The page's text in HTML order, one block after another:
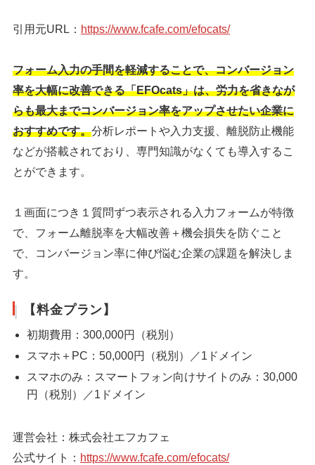
引用元URL： https://www.fcafe.com/efocats/
フォーム入力の手間を軽減することで、コンバージョン
率を大幅に改善できる「EFOcats」は、労力を省きなが
らも最大までコンバージョン率をアップさせたい企業に
おすすめです。分析レポートや入力支援、離脱防止機能
などが搭載されており、専門知識がなくても導入するこ
とができます。
１画面につき１質問ずつ表示される入力フォームが特徴
で、フォーム離脱率を大幅改善＋機会損失を防ぐこと
で、コンバージョン率に伸び悩む企業の課題を解決しま
す。
【料金プラン】
初期費用：300,000円（税別）
スマホ＋PC：50,000円（税別）／1ドメイン
スマホのみ：スマートフォン向けサイトのみ：30,000
円（税別）／1ドメイン
運営会社：株式会社エフカフェ
公式サイト： https://www.fcafe.com/efocats/